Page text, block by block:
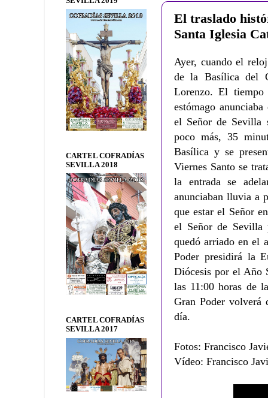
El traslado
Santa Iglesia
Ayer, cuando el
de la Basílica del
Lorenzo. El
estómago
el Señor de Sevilla
poco más, 35
Basílica y se
Viernes Santo se
la entrada se
anunciaban lluvia a
que estar el Señor
el Señor de Sevilla
quedó arriado en el
Poder presidirá la
Diócesis por el Año
las 11:00 horas de
Gran Poder volverá
día.
Fotos: Francisco
Vídeo: Francisco
CARTEL COFRADÍAS
SEVILLA 2018
CARTEL COFRADÍAS
SEVILLA 2017